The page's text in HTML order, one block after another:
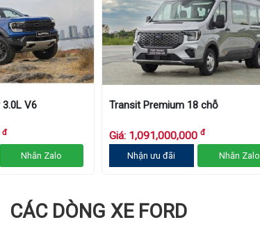
V6
đ
Nhắn Zalo
Transit Premium 18 chỗ
Giá: 1,091,000,000 đ
Nhận ưu đãi Nhắn Zalo
CÁC DÒNG XE FORD